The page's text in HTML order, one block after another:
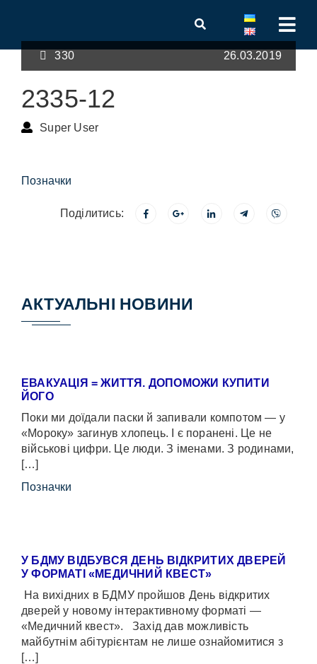
330 26.03.2019
2335-12
Super User
Позначки
Поділитись:
АКТУАЛЬНІ НОВИНИ
ЕВАКУАЦІЯ = ЖИТТЯ. ДОПОМОЖИ КУПИТИ
ЙОГО
Поки ми доїдали паски й запивали компотом — у
«Мороку» загинув хлопець. І є поранені. Це не
військові цифри. Це люди. З іменами. З родинами,
[…]
Позначки
У БДМУ ВІДБУВСЯ ДЕНЬ ВІДКРИТИХ ДВЕРЕЙ
У ФОРМАТІ «МЕДИЧНИЙ КВЕСТ»
На вихідних в БДМУ пройшов День відкритих
дверей у новому інтерактивному форматі —
«Медичний квест». Захід дав можливість
майбутнім абітурієнтам не лише ознайомитися з
[…]